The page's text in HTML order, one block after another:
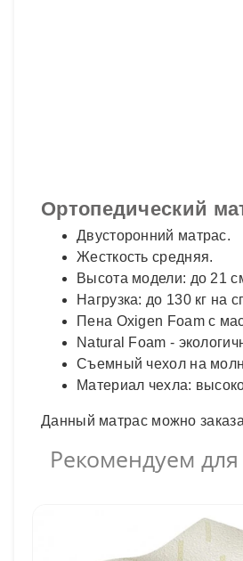
Ортопедический
Двусторонний матрас.
Жесткость средняя.
Высота модели: до 21
Нагрузка: до 130 кг на
Пена Oxigen Foam с
Natural Foam -
Съемный чехол на
Материал чехла:
Данный матрас можно
Рекомендуем для